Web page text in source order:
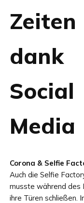
Zeiten
dank
Social
Media
Corona & Selfie
Auch die Selfie
musste während des
ihre Türen schließen.